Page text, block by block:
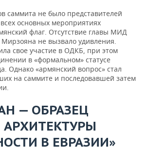
саммита не было представителей
основных мероприятиях
флаг. Отсутствие главы МИД
не вызвало удивления.
свое участие в ОДКБ, при этом
в «формальном» статусе
Однако «армянский вопрос» стал
на саммите и последовавшей затем
— ОБРАЗЕЦ
В ЕВРАЗИИ»